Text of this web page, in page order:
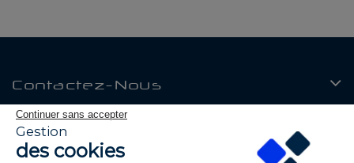
Contactez-Nous
Produits
Notre Société
Continuer sans accepter
Gestion
des cookies